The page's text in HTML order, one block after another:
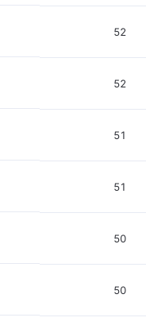
52
52
51
51
50
50